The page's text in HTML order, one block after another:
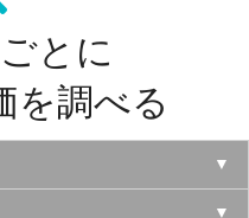
とに
を調べる